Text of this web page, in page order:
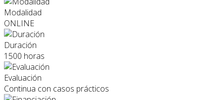
Modalidad
ONLINE
Duración
1500 horas
Evaluación
Continua con casos prácticos